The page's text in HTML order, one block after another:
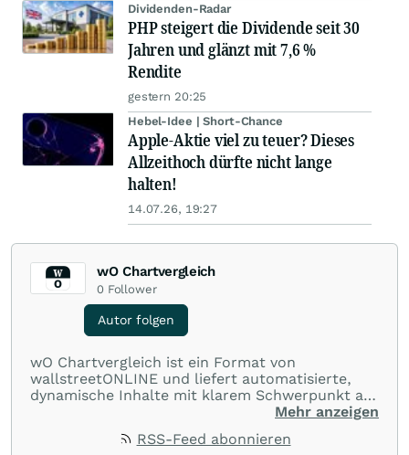
Dividenden-Radar
PHP steigert die Dividende seit 30
Jahren und glänzt mit 7,6 %
Rendite
gestern 20:25
Hebel-Idee | Short-Chance
Apple-Aktie viel zu teuer? Dieses
Allzeithoch dürfte nicht lange
halten!
14.07.26, 19:27
wO Chartvergleich
0 Follower
Autor folgen
wO Chartvergleich ist ein Format von
wallstreetONLINE und liefert automatisierte,
dynamische Inhalte mit klarem Schwerpunkt auf
Charts und Performance-Vergleiche. Im Fokus
Kursverläufe einer breiten Auswahl an Aktien
Mehr anzeigen
RSS-Feed abonnieren